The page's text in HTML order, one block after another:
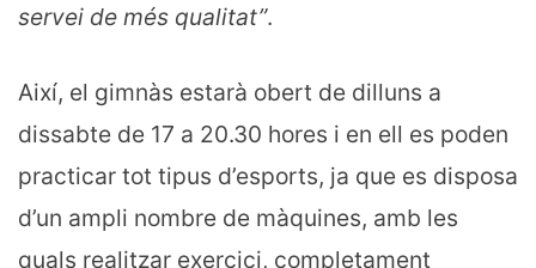
servei de més qualitat”.
Així, el gimnàs estarà obert de dilluns a
dissabte de 17 a 20.30 hores i en ell es poden
practicar tot tipus d’esports, ja que es disposa
d’un ampli nombre de màquines, amb les
quals realitzar exercici, completament